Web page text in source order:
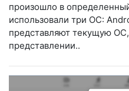
произошло в
использовали три ОС:
представляют текущую
представлении..